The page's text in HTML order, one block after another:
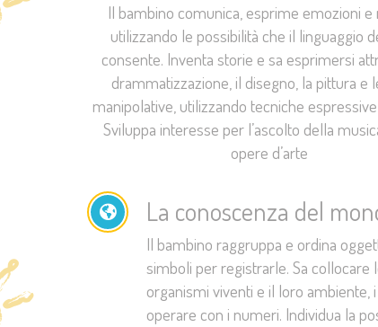
Il bambino comunica, esprime emozioni e
utilizzando le possibilità che il linguaggio
consente. Inventa storie e sa esprimersi
drammatizzazione, il disegno, la pittura e
manipolative, utilizzando tecniche
Sviluppa interesse per l’ascolto della
opere d’arte
La conoscenza del
Il bambino raggruppa e ordina
simboli per registrarle. Sa collocare
organismi viventi e il loro
operare con i numeri. Individua la